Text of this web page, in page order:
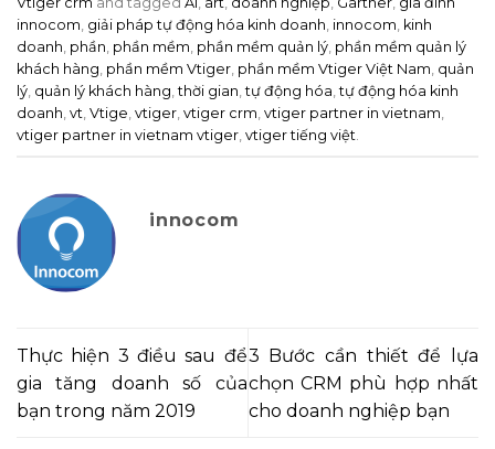
Vtiger crm and tagged AI , art, doanh nghiệp, Gartner, gia đình
innocom, giải pháp tự động hóa kinh doanh, innocom, kinh
doanh, phần, phần mềm, phần mềm quản lý, phần mềm quản lý
khách hàng, phần mềm Vtiger, phần mềm Vtiger Việt Nam, quản
lý, quản lý khách hàng,thời gian,tự động hóa,tự động hóa kinh
doanh, vt, Vtige, vtiger, vtiger crm, vtiger partner in vietnam,
vtiger partner in vietnam vtiger, vtiger tiếng việt.
innocom
Thực hiện 3 điều sau để
gia tăng doanh số của
bạn trong năm 2019
3 Bước cần thiết để lựa
chọn CRM phù hợp nhất
cho doanh nghiệp bạn